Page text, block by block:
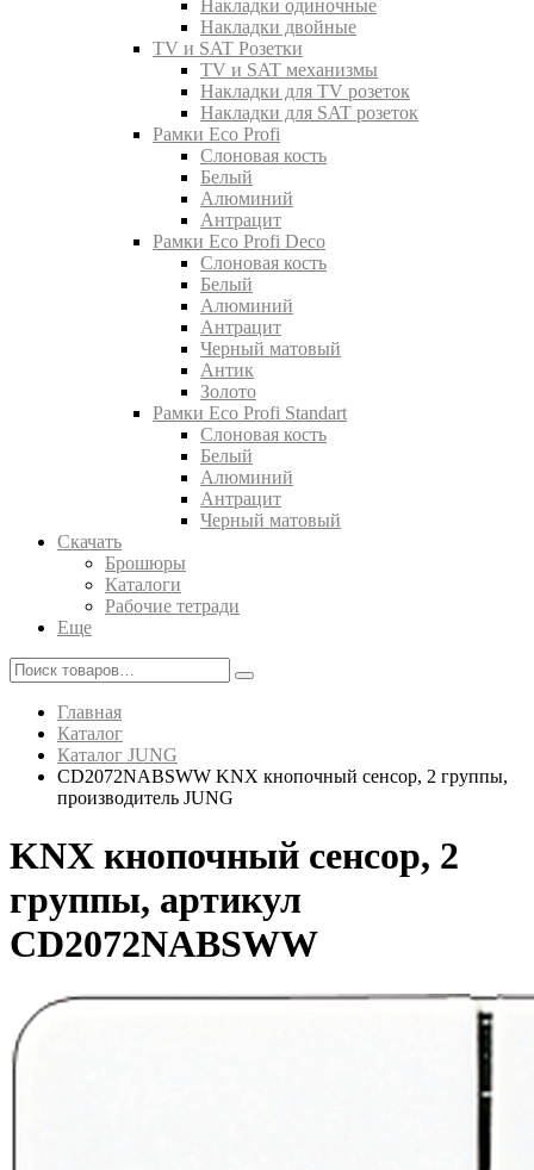
Накладки одиночные
Накладки двойные
TV и SAT Розетки
TV и SAT механизмы
Накладки для TV розеток
Накладки для SAT розеток
Рамки Eco Profi
Слоновая кость
Белый
Алюминий
Антрацит
Рамки Eco Profi Deco
Слоновая кость
Белый
Алюминий
Антрацит
Черный матовый
Антик
Золото
Рамки Eco Profi Standart
Слоновая кость
Белый
Алюминий
Антрацит
Черный матовый
Скачать
Брошюры
Каталоги
Рабочие тетради
Еще
Главная
Каталог
Каталог JUNG
CD2072NABSWW KNX кнопочный сенсор, 2 группы,
производитель JUNG
KNX кнопочный сенсор, 2
группы, артикул
CD2072NABSWW